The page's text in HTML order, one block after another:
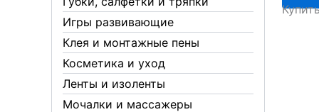
Игры развивающие
Клея и монтажные пены
Косметика и уход
Ленты и изоленты
Мочалки и массажеры
бочонок